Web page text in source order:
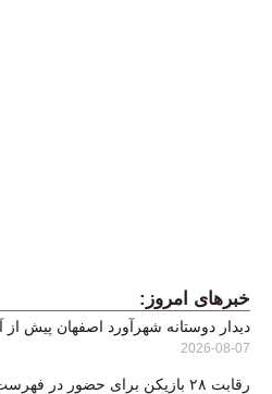
خبرهای امروز:
دیدار دوستانه شهرآورد اصفهان پیش از
2026-08-07
رقابت ۲۸ بازیکن برای حضور در فهرست نهایی